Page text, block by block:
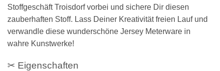
Stoffgeschäft Troisdorf vorbei und sichere Dir diesen
zauberhaften Stoff. Lass Deiner Kreativität freien Lauf und
verwandle diese wunderschöne Jersey Meterware in
wahre Kunstwerke!
✂ Eigenschaften